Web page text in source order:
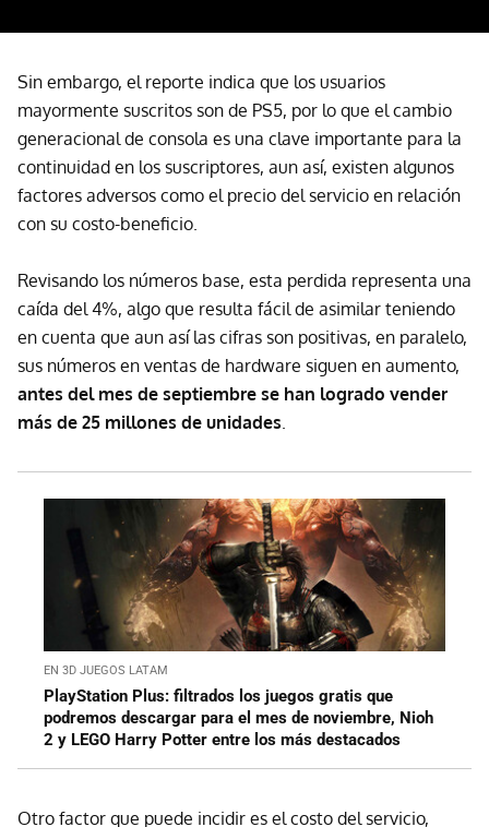
Sin embargo, el reporte indica que los usuarios
mayormente suscritos son de PS5, por lo que el cambio
generacional de consola es una clave importante para la
continuidad en los suscriptores, aun así, existen algunos
factores adversos como el precio del servicio en relación
con su costo-beneficio.
Revisando los números base, esta perdida representa una
caída del 4%, algo que resulta fácil de asimilar teniendo
en cuenta que aun así las cifras son positivas, en paralelo,
sus números en ventas de hardware siguen en aumento,
antes del mes de septiembre se han logrado vender
más de 25 millones de unidades
EN 3D JUEGOS LATAM
PlayStation Plus: filtrados los juegos gratis que
podremos descargar para el mes de noviembre, Nioh
2 y LEGO Harry Potter entre los más destacados
Otro factor que puede incidir es el costo del servicio,